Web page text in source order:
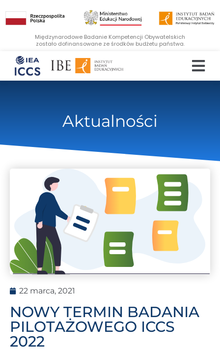
Międzynarodowe Badanie Kompetencji Obywatelskich
zostało dofinansowane ze środków budżetu państwa.
Aktualności
22 marca, 2021
NOWY TERMIN BADANIA
PILOTAŻOWEGO ICCS
2022